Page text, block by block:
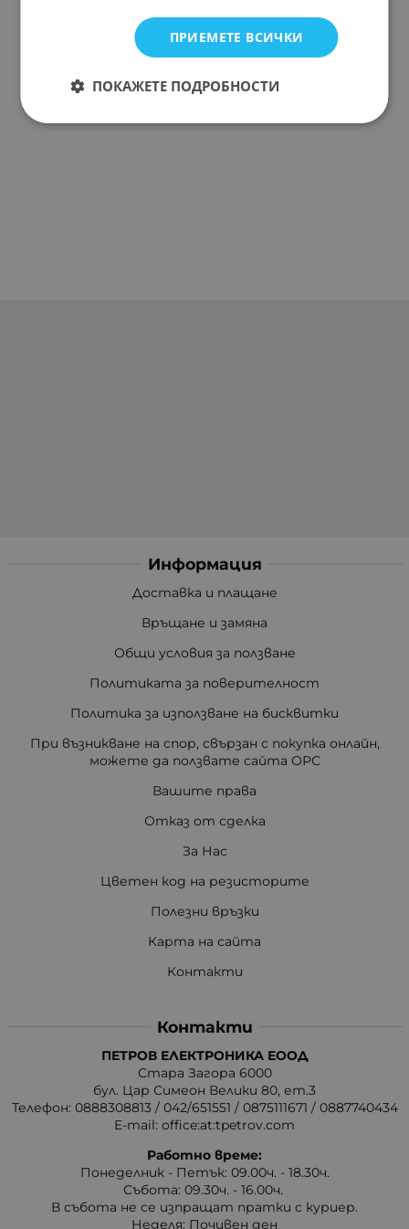
Информация
Доставка и плащане
Връщане и замяна
Общи условия за ползване
Политиката за поверителност
Политика за използване на бисквитки
При възникване на спор, свързан с покупка онлайн,
можете да ползвате сайта ОРС
Вашите права
Отказ от сделка
За Нас
Цветен код на резисторите
Полезни връзки
Карта на сайта
Контакти
Контакти
ПЕТРОВ ЕЛЕКТРОНИКА ЕООД
Стара Загора 6000
бул. Цар Симеон Велики 80, ет.3
Телефон: 0888308813 / 042/651551 / 0875111671 / 0887740434
E-mail: office:at:tpetrov.com
Работно време:
Понеделник - Петък: 09.00ч. - 18.30ч.
Събота: 09.30ч. - 16.00ч.
В събота не се изпращат пратки с куриер.
Неделя: Почивен ден
ПРИЕМЕТЕ ВСИЧКИ
ПОКАЖЕТЕ ПОДРОБНОСТИ